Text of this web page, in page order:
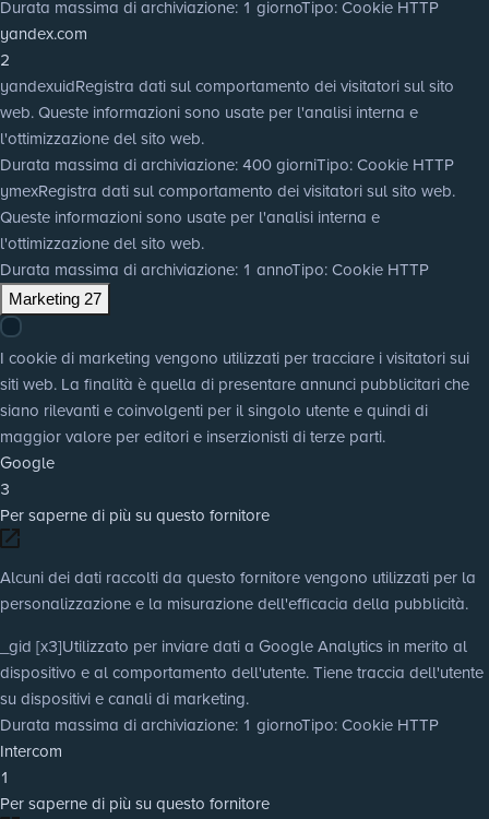
Durata massima di archiviazione: 1 giornoTipo: Cookie HTTP
yandex.com
2
yandexuidRegistra dati sul comportamento dei visitatori sul sito
web. Queste informazioni sono usate per l'analisi interna e
l'ottimizzazione del sito web.
Durata massima di archiviazione: 400 giorniTipo: Cookie HTTP
ymexRegistra dati sul comportamento dei visitatori sul sito web.
Queste informazioni sono usate per l'analisi interna e
l'ottimizzazione del sito web.
Durata massima di archiviazione: 1 annoTipo: Cookie HTTP
Marketing 27
I cookie di marketing vengono utilizzati per tracciare i visitatori sui
siti web. La finalità è quella di presentare annunci pubblicitari che
siano rilevanti e coinvolgenti per il singolo utente e quindi di
maggior valore per editori e inserzionisti di terze parti.
Google
3
Per saperne di più su questo fornitore
Alcuni dei dati raccolti da questo fornitore vengono utilizzati per la
personalizzazione e la misurazione dell'efficacia della pubblicità.
_gid [x3]Utilizzato per inviare dati a Google Analytics in merito al
dispositivo e al comportamento dell'utente. Tiene traccia dell'utente
su dispositivi e canali di marketing.
Durata massima di archiviazione: 1 giornoTipo: Cookie HTTP
Intercom
1
Per saperne di più su questo fornitore